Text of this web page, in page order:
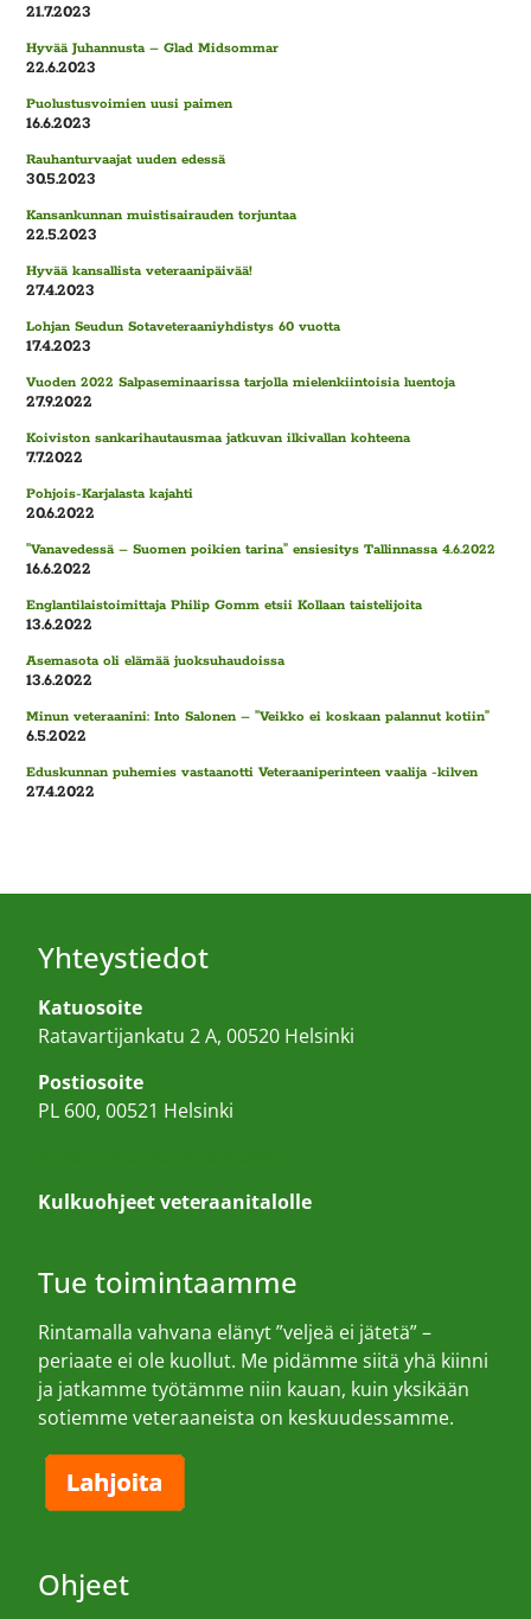
21.7.2023
Hyvää Juhannusta – Glad Midsommar
22.6.2023
Puolustusvoimien uusi paimen
16.6.2023
Rauhanturvaajat uuden edessä
30.5.2023
Kansankunnan muistisairauden torjuntaa
22.5.2023
Hyvää kansallista veteraanipäivää!
27.4.2023
Lohjan Seudun Sotaveteraaniyhdistys 60 vuotta
17.4.2023
Vuoden 2022 Salpaseminaarissa tarjolla mielenkiintoisia luentoja
27.9.2022
Koiviston sankarihautausmaa jatkuvan ilkivallan kohteena
7.7.2022
Pohjois-Karjalasta kajahti
20.6.2022
”Vanavedessä – Suomen poikien tarina” ensiesitys Tallinnassa 4.6.2022
16.6.2022
Englantilaistoimittaja Philip Gomm etsii Kollaan taistelijoita
13.6.2022
Asemasota oli elämää juoksuhaudoissa
13.6.2022
Minun veteraanini: Into Salonen – ”Veikko ei koskaan palannut kotiin”
6.5.2022
Eduskunnan puhemies vastaanotti Veteraaniperinteen vaalija -kilven
27.4.2022
Yhteystiedot
Katuosoite
Ratavartijankatu 2 A, 00520 Helsinki
Postiosoite
PL 600, 00521 Helsinki
Kulkuohjeet veteraanitalolle
Tue toimintaamme
Rintamalla vahvana elänyt ”veljeä ei jätetä” –
periaate ei ole kuollut. Me pidämme siitä yhä kiinni
ja jatkamme työtämme niin kauan, kuin yksikään
sotiemme veteraaneista on keskuudessamme.
Ohjeet